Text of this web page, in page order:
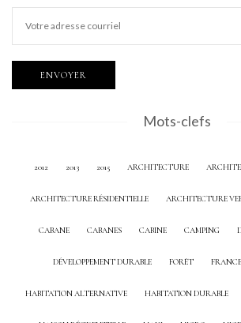
Mots-clefs
2012 2013 2015 ARCHITECTURE
ARCHITECTURE RÉSIDENTIELLE ARCHITECTURE
CABANE CABANES CABINE CAMPING
DÉVELOPPEMENT DURABLE FORÊT FRANCE
HABITATION ALTERNATIVE HABITATION DURABLE